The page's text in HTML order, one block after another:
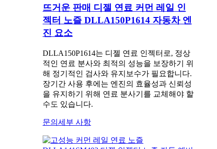
뜨거운 판매 디젤 연료 커먼 레일 인
젝터 노즐 DLLA150P1614 자동차 엔
진 요소
DLLA150P1614는 디젤 연료 인젝터로, 정상
적인 연료 분사와 최적의 성능을 보장하기 위
해 정기적인 검사와 유지보수가 필요합니다.
장기간 사용 후에는 엔진의 효율성과 신뢰성
을 유지하기 위해 연료 분사기를 교체해야 할
수도 있습니다.
문의 세부 사항